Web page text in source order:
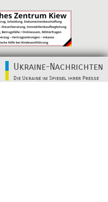
Ukraine-Nachrichten
Die Ukraine im Spiegel ihrer Presse